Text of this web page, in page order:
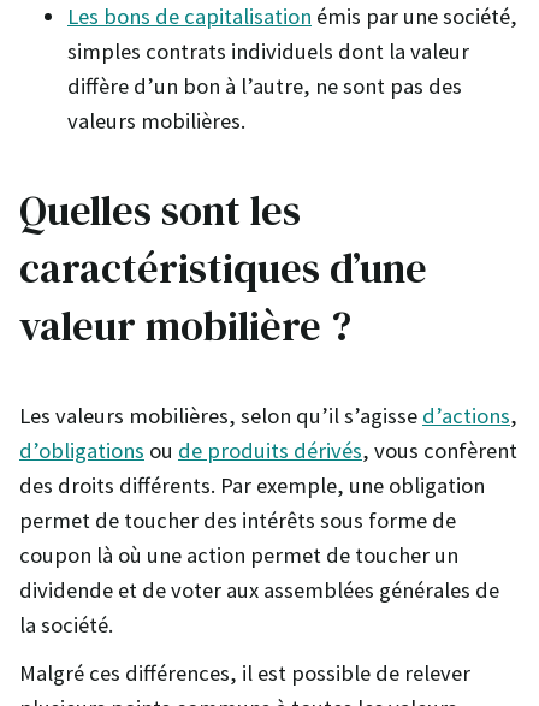
Les bons de capitalisation émis par une société,
simples contrats individuels dont la valeur
diffère d’un bon à l’autre, ne sont pas des
valeurs mobilières.
Quelles sont les
caractéristiques d’une
valeur mobilière ?
Les valeurs mobilières, selon qu’il s’agisse d’actions,
d’obligations ou de produits dérivés, vous confèrent
des droits différents. Par exemple, une obligation
permet de toucher des intérêts sous forme de
coupon là où une action permet de toucher un
dividende et de voter aux assemblées générales de
la société.
Malgré ces différences, il est possible de relever